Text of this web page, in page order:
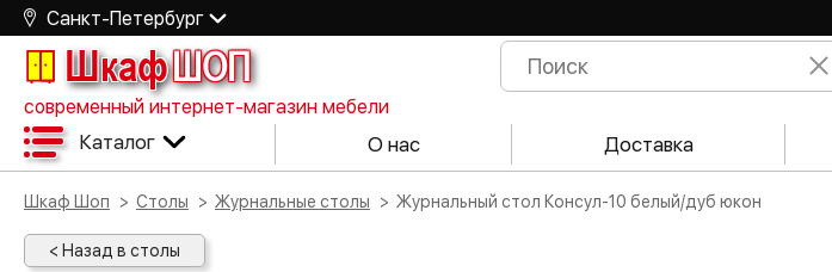
Санкт-Петербург
ШкафШОП
современный интернет-магазин мебели
Каталог О нас Доставка
Шкаф Шоп Столы Журнальные столы Журнальный стол Консул-10 белый/дуб юкон
< Назад в столы